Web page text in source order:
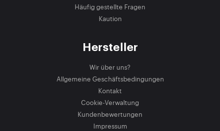
Häufig gestellte Fragen
Kaution
Hersteller
Wir über uns?
Allgemeine Geschäftsbedingungen
Kontakt
Cookie-Verwaltung
Kundenbewertungen
Impressum